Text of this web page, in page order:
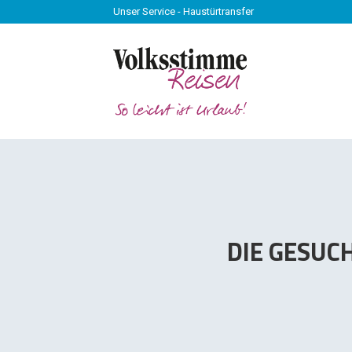
Unser Service - Haustürtransfer
Unser Service - Haustürtransfer
DIE